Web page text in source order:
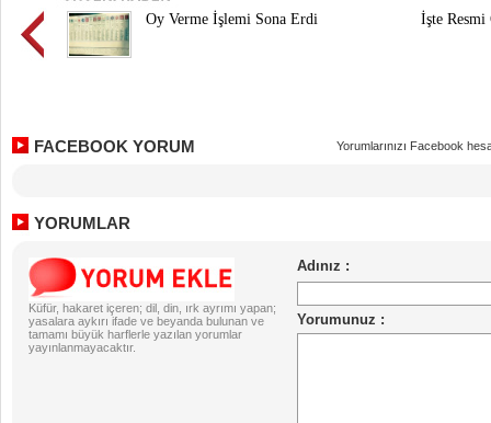
Oy Verme İşlemi Sona Erdi İşte Resmi
FACEBOOK YORUM Yorumlarınızı Facebook
YORUMLAR
Küfür, hakaret içeren; dil, din, ırk ayrımı yapan;
yasalara aykırı ifade ve beyanda bulunan ve
tamamı büyük harflerle yazılan yorumlar
yayınlanmayacaktır.